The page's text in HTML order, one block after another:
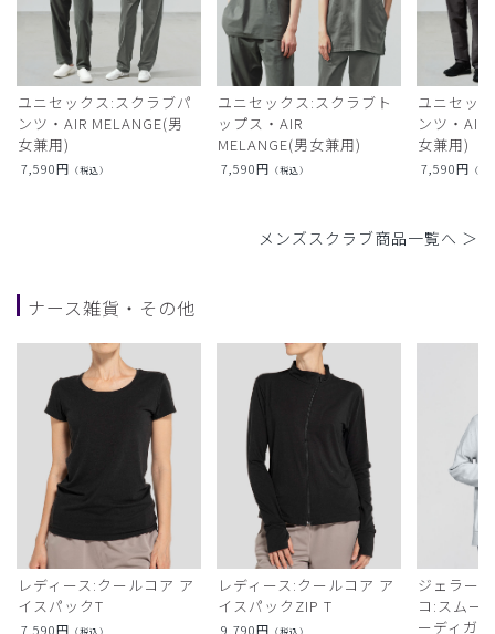
ユニセックス:スクラブパ
ンツ・AIR MELANGE(男
女兼用)
7,590円 （税込）
ユニセックス:スクラブト
ップス・AIR
MELANGE(男女兼用)
7,590円 （税込）
ユニセッ
ンツ・AIR
女兼用)
7,590円 （税
メンズスクラブ商品一覧へ ＞
ナース雑貨・その他
レディース:クールコア ア
イスパックT
7,590円 （税込）
レディース:クールコア ア
イスパックZIP T
9,790円 （税込）
ジェラー
コ:スムー
ーディガン